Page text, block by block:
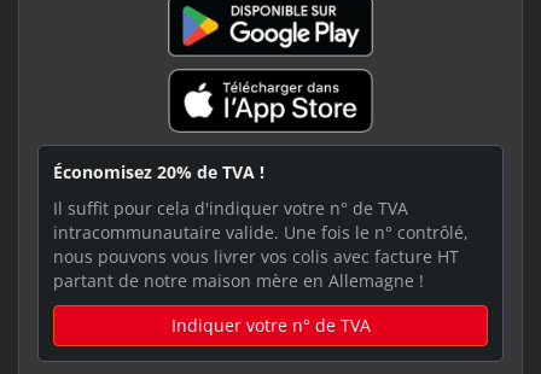
Économisez 20% de TVA !
Il suffit pour cela d'indiquer votre n° de TVA
intracommunautaire valide. Une fois le n° contrôlé,
nous pouvons vous livrer vos colis avec facture HT
partant de notre maison mère en Allemagne !
Indiquer votre n° de TVA